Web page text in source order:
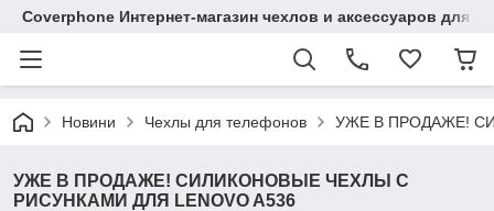
Coverphone Интернет-магазин чехлов и аксессуаров для
Новини Чехлы для телефонов УЖЕ В ПРОДАЖЕ!
УЖЕ В ПРОДАЖЕ! СИЛИКОНОВЫЕ ЧЕХЛЫ С
РИСУНКАМИ ДЛЯ LENOVO A536